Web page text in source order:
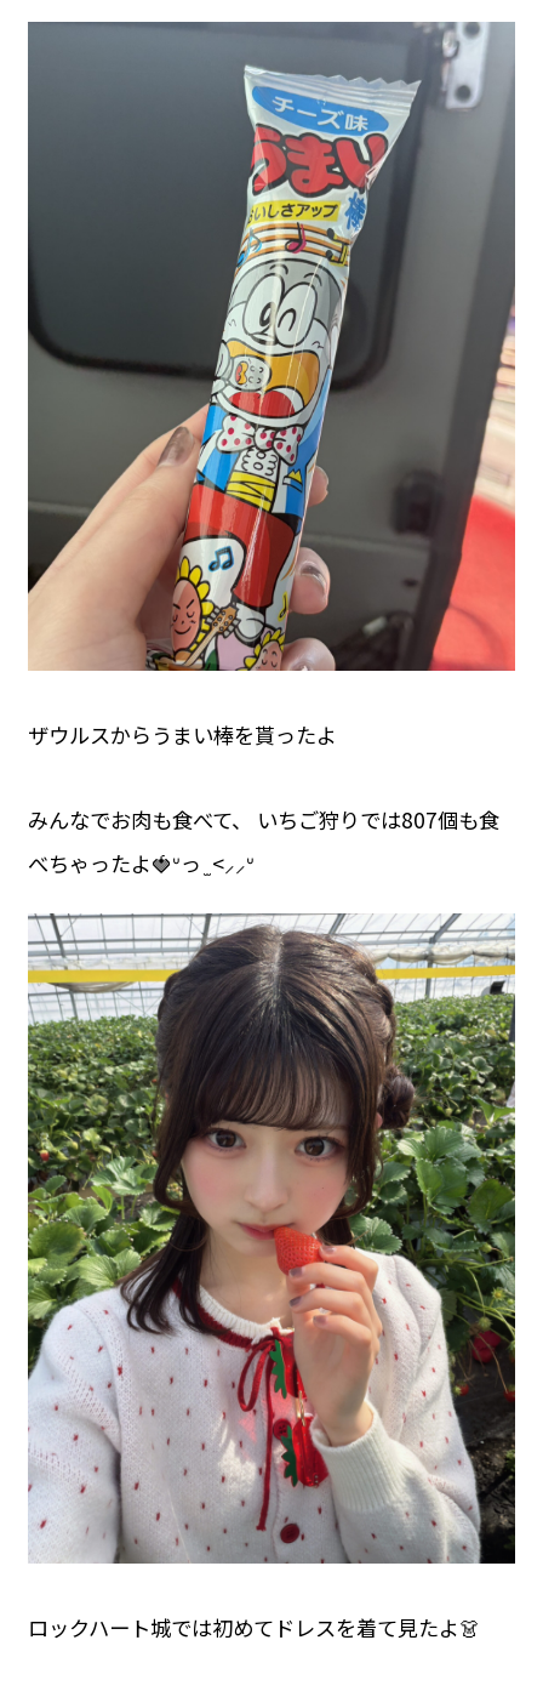
ザウルスからうまい棒を貰ったよ
みんなでお肉も食べて、 いちご狩りでは807個も食
べちゃったよ🍓ᐡっ ̫ <⸝⸝ᐡ
ロックハート城では初めてドレスを着て見たよ👗